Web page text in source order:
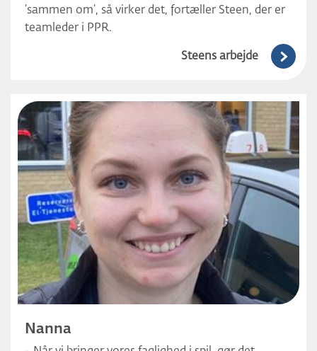
’sammen om’, så virker det, fortæller Steen, der er
teamleder i PPR.
Steens arbejde
Nanna